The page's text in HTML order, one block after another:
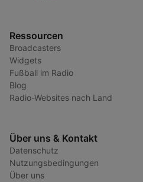
Ressourcen
Broadcasters
Widgets
Fußball im Radio
Blog
Radio-Websites nach Land
Über uns & Kontakt
Datenschutz
Nutzungsbedingungen
Über uns